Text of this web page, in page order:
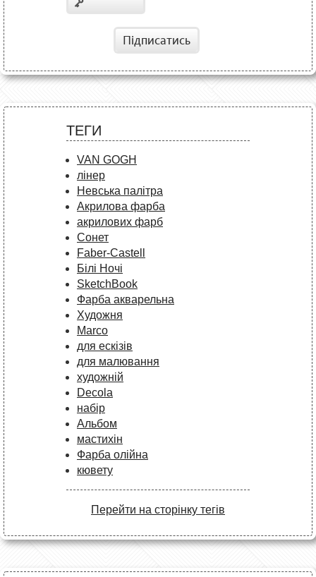
Підписатись
ТЕГИ
VAN GOGH
лінер
Невська палітра
Акрилова фарба
акрилових фарб
Сонет
Faber-Castell
Білі Ночі
SketchBook
Фарба акварельна
Художня
Marco
для ескізів
для малювання
художній
Decola
набір
Альбом
мастихін
Фарба олійна
кювету
Перейти на сторінку тегів